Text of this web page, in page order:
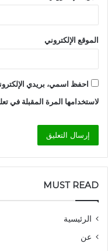
الموقع الإلكتروني
احفظ اسمي، بريدي
لاستخدامها المرة المقبلة في
MUST READ
الرئيسية
عن